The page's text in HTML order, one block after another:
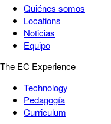
Quiénes somos
Locations
Noticias
Equipo
The EC Experience
Technology
Pedagogía
Curriculum